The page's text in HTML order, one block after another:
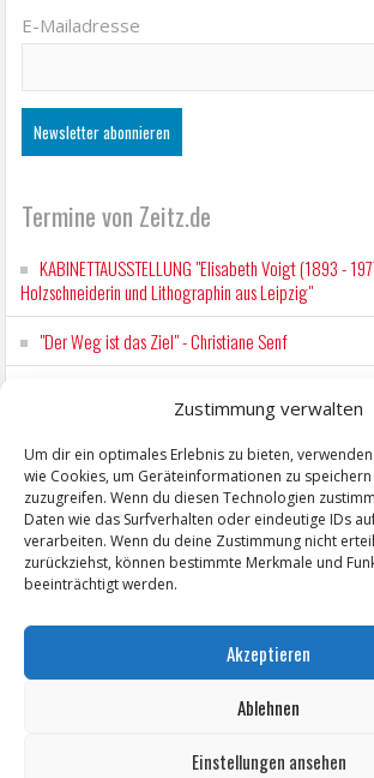
Zustimmung verwalten
Um dir ein optimales Erlebnis zu bieten,
wie Cookies, um Geräteinformationen zu
zuzugreifen. Wenn du diesen Technologien
Daten wie das Surfverhalten oder eindeutige IDs
verarbeiten. Wenn du deine Zustimmung nicht
zurückziehst, können bestimmte Merkmale und
beeinträchtigt werden.
Akzeptieren
Ablehnen
Einstellungen ansehen
E-Mailadresse
Termine von Zeitz.de
KABINETTAUSSTELLUNG "Elisabeth Voigt (1893 -
Holzschneiderin und Lithographin aus Leipzig"
"Der Weg ist das Ziel" - Christiane Senf
Mit der Drahtseilbahn zur ZENTRALSTATION